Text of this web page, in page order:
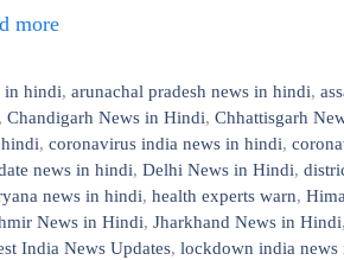
more
in hindi,arunachal pradesh news in hindi,
, Chandigarh News in Hindi, Chhattisgarh
, coronavirus india news in hindi,
news in hindi, Delhi News in Hindi,
news in hindi, health experts warn,
News in Hindi, Jharkhand News in Hindi,
India News Updates, lockdown india